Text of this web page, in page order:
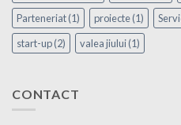
Parteneriat(1) proiecte(1)
start-up(2) valea jiului(1)
CONTACT